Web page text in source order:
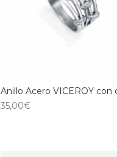
Anillo Acero VICEROY con
35,00€